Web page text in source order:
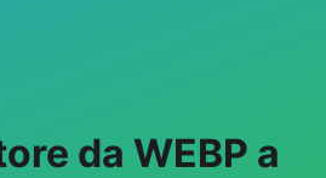
da WEBP a